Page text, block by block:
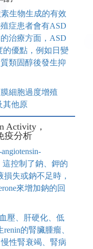
生物生成的有效
症患者會有ASD
治療方面，ASD
的優點，例如日變
類固醇後發生抑
細胞過度增殖
其他原
Activity，
疫分析
這控制了鈉、鉀的
失或鈉不足時，
來增加鈉的回
壓、肝硬化、低
的腎臟腫瘤、
性腎衰竭、腎病